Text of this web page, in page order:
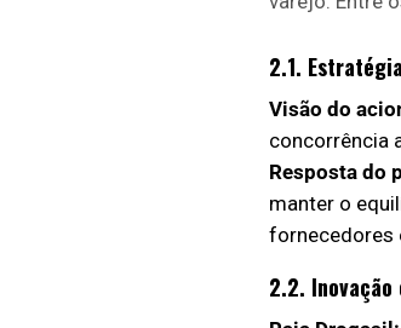
2.1.
Visão do
concorrência
Resposta do
manter o
fornecedores
2.2. Inovação